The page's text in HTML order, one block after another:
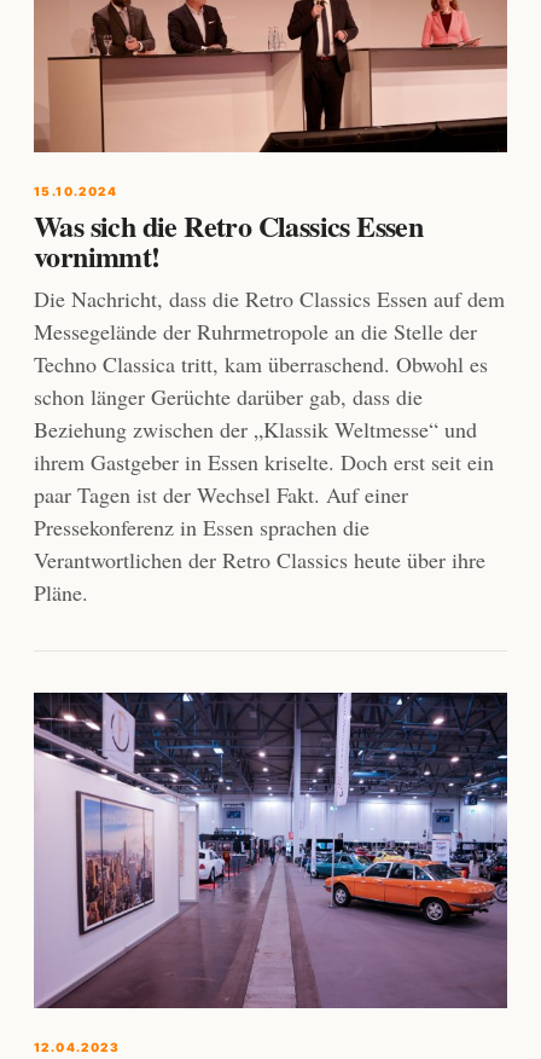
15.10.2024
Was sich die Retro Classics Essen
vornimmt!
Die Nachricht, dass die Retro Classics Essen auf dem
Messegelände der Ruhrmetropole an die Stelle der
Techno Classica tritt, kam überraschend. Obwohl es
schon länger Gerüchte darüber gab, dass die
Beziehung zwischen der „Klassik Weltmesse“ und
ihrem Gastgeber in Essen kriselte. Doch erst seit ein
paar Tagen ist der Wechsel Fakt. Auf einer
Pressekonferenz in Essen sprachen die
Verantwortlichen der Retro Classics heute über ihre
Pläne.
12.04.2023